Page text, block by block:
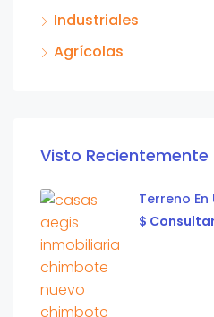
Industriales
Agrícolas
Visto Recientemente
Terreno
$